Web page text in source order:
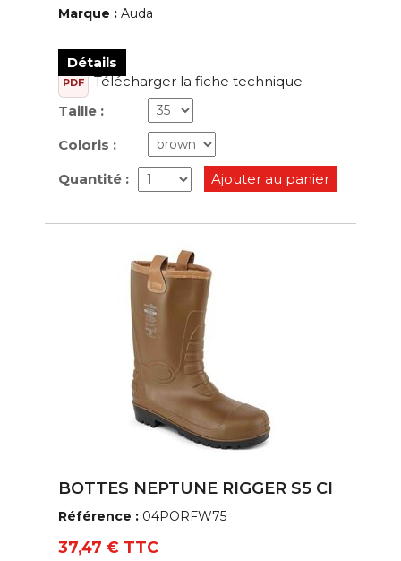
Marque : Auda
Détails
PDF
Télécharger la fiche technique
Taille :
Coloris :
Quantité : Ajouter au panier
BOTTES NEPTUNE RIGGER S5 CI
Référence : 04PORFW75
37,47 € TTC